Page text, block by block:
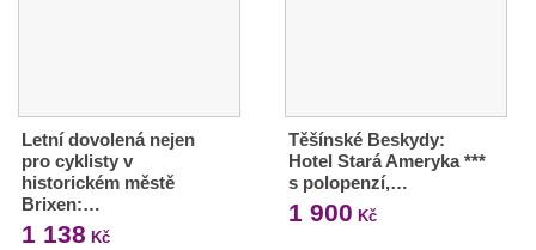
Letní dovolená nejen
pro cyklisty v
historickém městě
Brixen:…
1 138 Kč
Těšínské Beskydy:
Hotel Stará Ameryka ***
s polopenzí,…
1 900 Kč